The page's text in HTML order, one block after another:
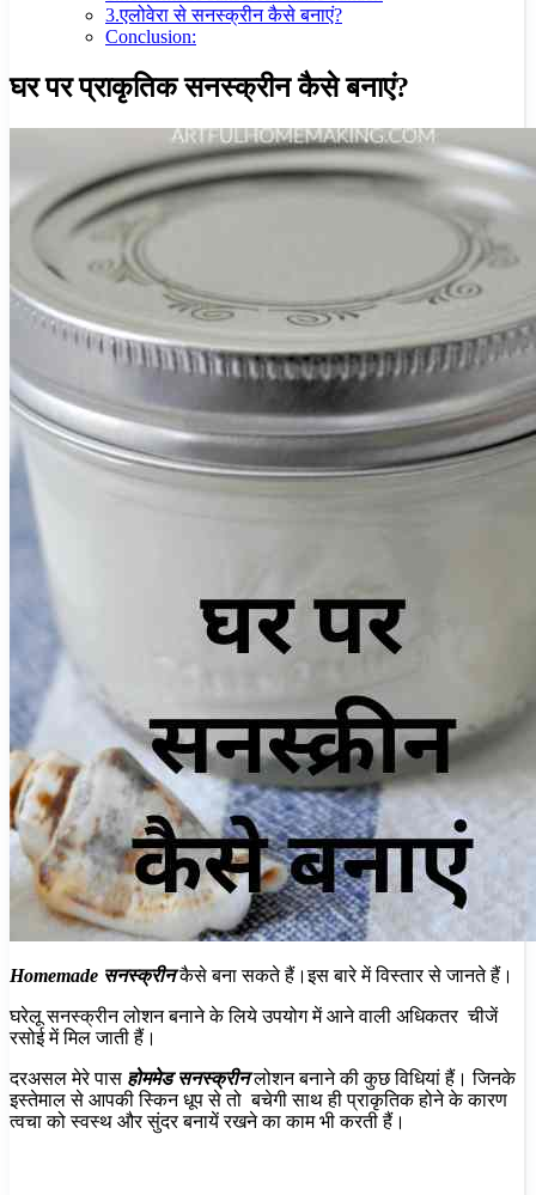
3.एलोवेरा से सनस्क्रीन कैसे बनाएं?
Conclusion:
घर पर प्राकृतिक सनस्क्रीन कैसे बनाएं?
Homemade सनस्क्रीनकैसे बना सकते हैं।इस बारे में विस्तार से जानते हैं।
घरेलू सनस्क्रीन लोशन बनाने के लिये उपयोग में आने वाली अधिकतर चीजें
रसोई में मिल जाती हैं।
दरअसल मेरे पास होममेड सनस्क्रीनलोशन बनाने की कुछ विधियां हैं। जिनके
इस्तेमाल से आपकी स्किन धूप से तो बचेगी साथ ही प्राकृतिक होने के कारण
त्वचा को स्वस्थ और सुंदर बनायें रखने का काम भी करती हैं।